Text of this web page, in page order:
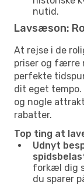
nutid.
Lavsæson:
At rejse i de
priser og færre
perfekte
dit eget
og nogle
rabatter.
Top ting at
Udnyt
forkæl dig
du sparer